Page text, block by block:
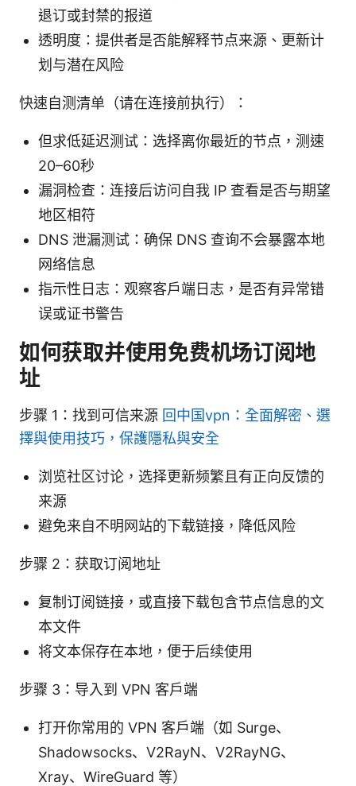
退订或封禁的报道
透明度：提供者是否能解释节点来源、更新计
划与潜在风险
快速自测清单（请在连接前执行）：
但求低延迟测试：选择离你最近的节点，测速
20–60秒
漏洞检查：连接后访问自我 IP 查看是否与期望
地区相符
DNS 泄漏测试：确保 DNS 查询不会暴露本地
网络信息
指示性日志：观察客户端日志，是否有异常错
误或证书警告
如何获取并使用免费机场订阅地
址
步骤 1：找到可信来源 回中国vpn：全面解密、選
擇與使用技巧，保護隱私與安全
浏览社区讨论，选择更新频繁且有正向反馈的
来源
避免来自不明网站的下载链接，降低风险
步骤 2：获取订阅地址
复制订阅链接，或直接下载包含节点信息的文
本文件
将文本保存在本地，便于后续使用
步骤 3：导入到 VPN 客户端
打开你常用的 VPN 客户端（如 Surge、
Shadowsocks、V2RayN、V2RayNG、
Xray、WireGuard 等）